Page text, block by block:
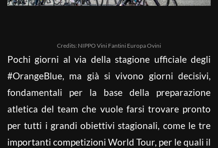
Credits: NIPPO Vini Fantini Europa Ovini
Pochi giorni al via della stagione ufficiale degli
#OrangeBlue, ma già si vivono giorni decisivi,
fondamentali per la base della preparazione
atletica del team che vuole farsi trovare pronto
per tutti i grandi obiettivi stagionali, come le tre
importanti competizioni World Tour, per le quali il